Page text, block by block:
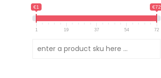
€1 €72
1 19 37 54 72